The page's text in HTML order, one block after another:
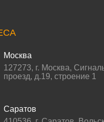
Москва
127273, г. Москва,
проезд, д.19, строение 1
Саратов